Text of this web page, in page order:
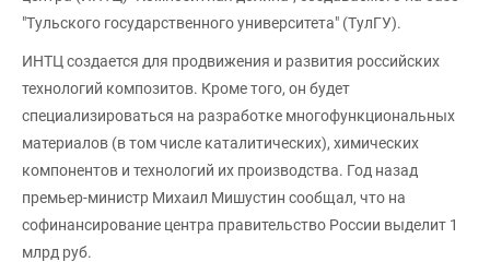
"Тульского государственного университета" (ТулГУ).
ИНТЦ создается для продвижения и развития российских
технологий композитов. Кроме того, он будет
специализироваться на разработке многофункциональных
материалов (в том числе каталитических), химических
компонентов и технологий их производства. Год назад
премьер-министр Михаил Мишустин сообщал, что на
софинансирование центра правительство России выделит 1
млрд руб.